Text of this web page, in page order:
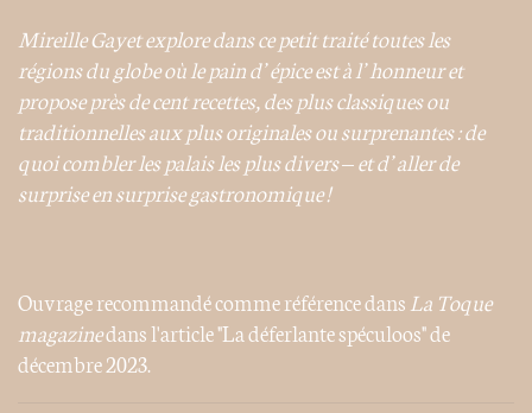
Mireille Gayet explore dans ce petit traité toutes les
régions du globe où le pain d’épice est à l’honneur et
propose près de cent recettes, des plus classiques ou
traditionnelles aux plus originales ou surprenantes : de
quoi combler les palais les plus divers – et d’aller de
surprise en surprise gastronomique !
Ouvrage recommandé comme référence dans La Toque
magazinedans l'article "La déferlante spéculoos" de
décembre 2023.